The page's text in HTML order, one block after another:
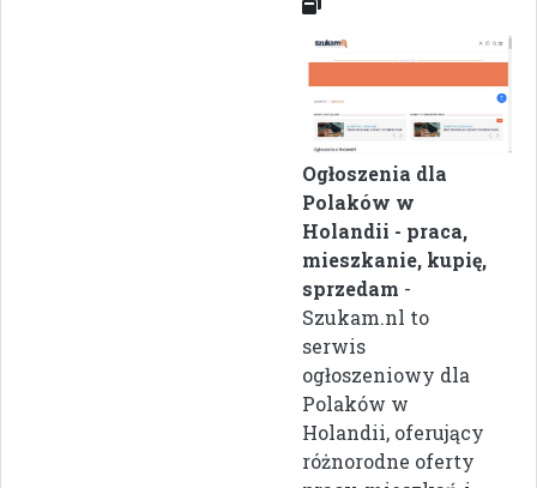
Ogłoszenia dla
Polaków w
Holandii - praca,
mieszkanie, kupię,
sprzedam -
Szukam.nl to
serwis
ogłoszeniowy dla
Polaków w
Holandii, oferujący
różnorodne oferty